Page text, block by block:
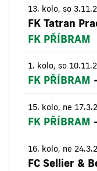
13. kolo, so
FK Tatran
FK PŘÍBRAM
1. kolo, so
FK PŘÍBRAM -
15. kolo, ne
FK PŘÍBRAM -
16. kolo, ne
FC Sellier &